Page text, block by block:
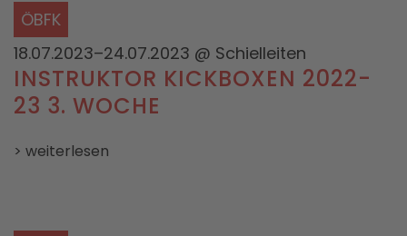
ÖBFK
18.07.2023–24.07.2023 @ Schielleiten
INSTRUKTOR KICKBOXEN 2022-
23 3. WOCHE
> weiterlesen